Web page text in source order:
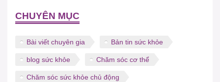
CHUYÊN MỤC
Bài viết chuyên gia Bản tin sức khỏe
blog sức khỏe Chăm sóc cơ thể
Chăm sóc sức khỏe chủ động